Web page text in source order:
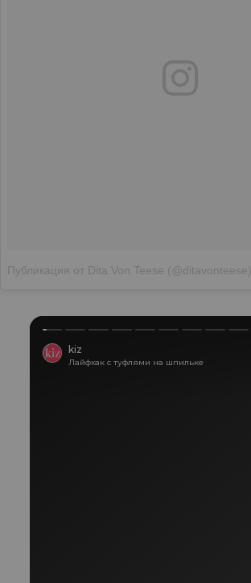
Публикация от Dita Von Teese (@ditavonteese)